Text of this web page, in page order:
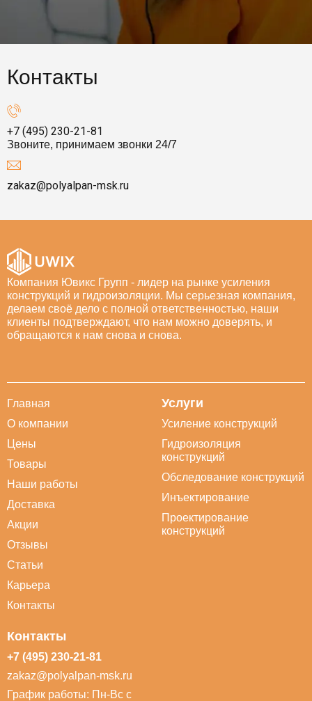
Контакты
+7 (495) 230-21-81
Звоните, принимаем звонки 24/7
zakaz@polyalpan-msk.ru
Компания Ювикс Групп - лидер на рынке усиления
конструкций и гидроизоляции. Мы серьезная компания,
делаем своё дело с полной ответственностью, наши
клиенты подтверждают, что нам можно доверять, и
обращаются к нам снова и снова.
Главная
О компании
Цены
Товары
Наши работы
Доставка
Акции
Отзывы
Статьи
Карьера
Контакты
Услуги
Усиление конструкций
Гидроизоляция
конструкций
Обследование конструкций
Инъектирование
Проектирование
конструкций
Контакты
+7 (495) 230-21-81
zakaz@polyalpan-msk.ru
График работы: Пн-Вс с